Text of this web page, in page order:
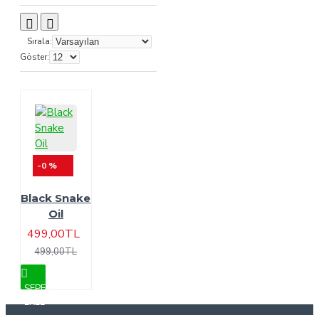
Sırala:
Göster:
-0 %
Black Snake
Oil
499,00TL
499,00TL
SEPETE
EKLE